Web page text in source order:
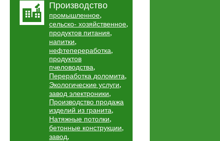
Производство
промышленное,
сельско- хозяйственное,
продуктов питания,
напитки,
нефтепереработка,
продуктов
пчеловодства,
Переработка доломита,
Экологические услуги,
завод электроники,
Производство продажа
изделий из гранита,
Натяжные потолки,
бетонные конструкции,
завод,